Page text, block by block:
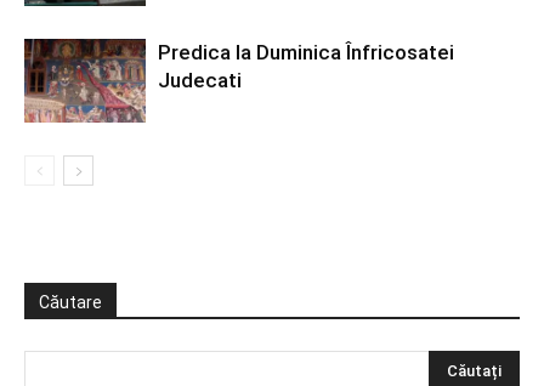
Predica la Duminica Înfricosatei
Judecati
Căutare